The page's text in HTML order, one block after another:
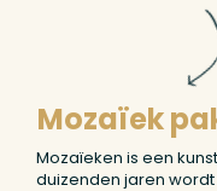
Mozaïek
Mozaïeken is een
duizenden jaren